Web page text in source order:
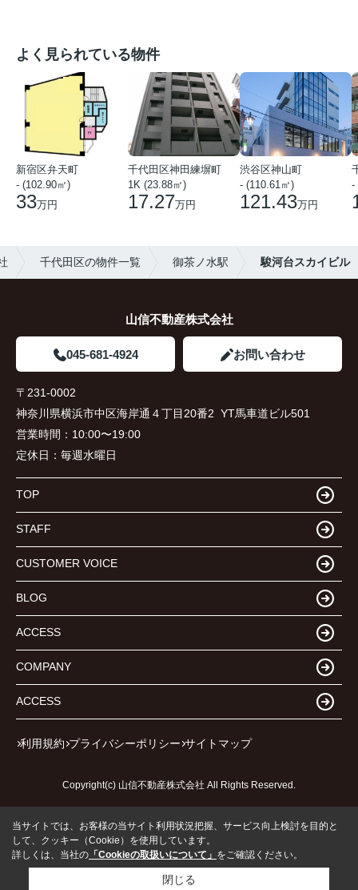
よく見られている物件
新宿区弁天町
- (102.90㎡)
33万円
千代田区神田練塀町
1K (23.88㎡)
17.27万円
渋谷区神山町
- (110.61㎡)
121.43万円
-
千代田区の物件一覧 御茶ノ水駅 駿河台スカイビル
山信不動産株式会社
045-681-4924 お問い合わせ
〒231-0002
神奈川県横浜市中区海岸通４丁目20番2 YT馬車道ビル501
営業時間： 10:00〜19:00
定休日： 毎週水曜日
TOP
STAFF
CUSTOMER VOICE
BLOG
ACCESS
COMPANY
ACCESS
利用規約 プライバシーポリシー サイトマップ
Copyright(c) 山信不動産株式会社 All Rights Reserved.
当サイトでは、お客様の当サイト利用状況把握、サービス向上検討を目的と
して、クッキー（Cookie）を使用しています。
詳しくは、当社の 「Cookieの取扱いについて」 をご確認ください。
閉じる